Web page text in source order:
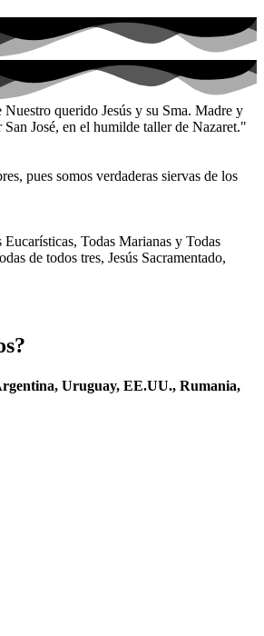
querido Jesús y su Sma. Madre y
José, en el humilde taller de Nazaret."
pues somos verdaderas siervas de los
Todas Marianas y Todas
de todos tres, Jesús Sacramentado,
Uruguay, EE.UU., Rumania,